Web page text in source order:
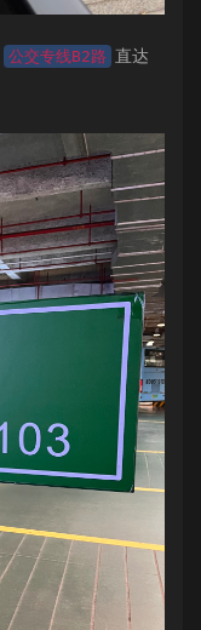
公交专线B2路 直达